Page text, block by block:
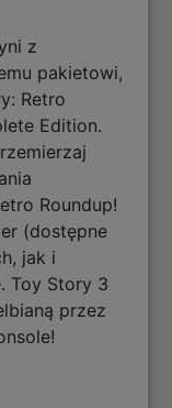
z
pakietowi,
Retro
Edition.
Roundup!
(dostępne
jak i
Toy Story 3
przez